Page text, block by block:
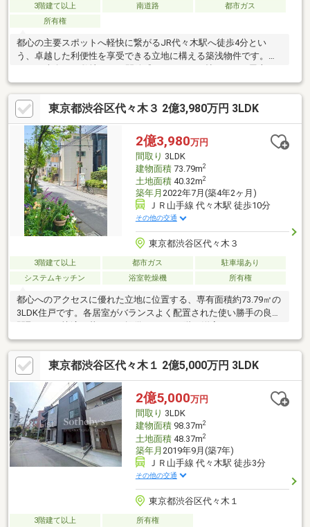
3階建て以上 南道路
都市ガス
所有権
都心の主要スポットへ軽快に繋がるJR代々木駅へ徒歩4分とい
う、卓越した利便性を享受できる立地に構える築浅物件です。約
ラスを備え、ご家族が笑顔で過ごせるゆとりの空間を実現しまし
た。日々の生活を支えるスーパーや薬局が徒歩5分圏内に揃うほ
か、徒歩1分には大学病院があり、お子様がいるご家庭にも安心の
周辺環境です。徒歩4分の明治神宮では、四季折々の自然を感じな
がら穏やかな時間を過ごせます。利便性と潤いのある環境を兼ね
備えたこの希少な住まいは、将来を見据えた確かな価値を感じて
いただける魅力的な拠点となるはずです。
東京都渋谷区代々木３ 2億3,980万円 3LDK
2億3,980万円
間取り 3LDK
建物面積73.79m2
土地面積40.32m2
築年月 2022年7月(築4年2ヶ月)
ＪＲ山手線 代々木駅 徒歩10分
その他の交通
東京都渋谷区代々木３
3階建て以上 都市ガス
駐車場あり
システムキッチン
浴室乾燥機 所有権
都心へのアクセスに優れた立地に位置する、専有面積約73.79㎡の
3LDK住戸です。各居室がバランスよく配置された使い勝手の良い
クローゼットとしての利用にも◎リビングを中心とした設計によ
り、ご家族が自然と集まる温かみのある空間を実現。東南角地に
位置し、朝から暖かい陽が差し込みます。住戸から見える特別な
景色を実際にご覧ください！ご契約予約お待ちしております。◎
広告に使用している写真には入居前の写真を含んでおります。ぜ
ひ現地にてご体感ください。
東京都渋谷区代々木１ 2億5,000万円 3LDK
2億5,000万円
間取り 3LDK
建物面積98.37m2
土地面積48.37m2
築年月 2019年9月(築7年)
ＪＲ山手線 代々木駅 徒歩3分
その他の交通
東京都渋谷区代々木１
3階建て以上 所有権